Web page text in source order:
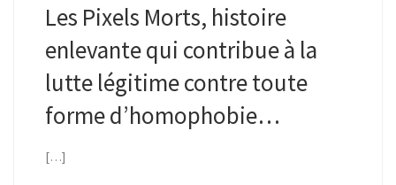
Les Pixels Morts, histoire
enlevante qui contribue à la
lutte légitime contre toute
forme d’homophobie…
[…]